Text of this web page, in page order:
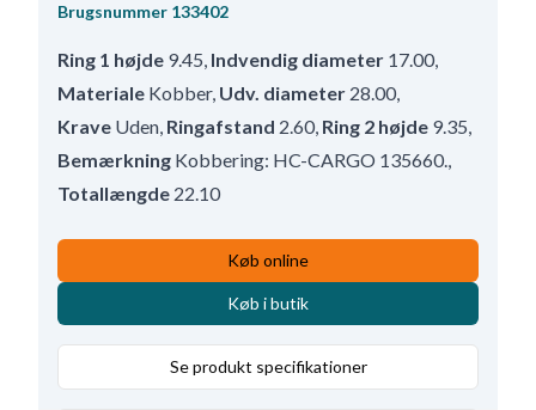
Brugsnummer 133402
Ring 1 højde 9.45, Indvendig diameter 17.00,
Materiale Kobber, Udv. diameter 28.00,
Krave Uden, Ringafstand 2.60, Ring 2 højde 9.35,
Bemærkning Kobbering: HC-CARGO 135660.,
Totallængde 22.10
Køb online
Køb i butik
Se produkt specifikationer